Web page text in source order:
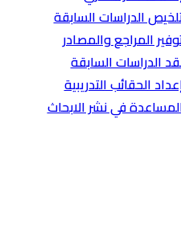
الدراسات السابقة
المراجع والمصادر
الدراسات السابقة
الحقائب التدريبية
في نشر الابحاث